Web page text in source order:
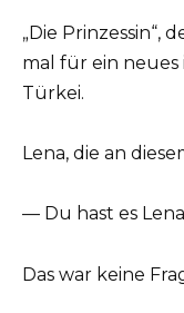
„Die Prinzessin“,
mal für ein neues
Türkei.
Lena, die an
— Du hast es
Das war keine